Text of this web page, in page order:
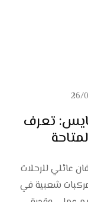
26/
تعرف
عائلي للرحلات
شعبية في